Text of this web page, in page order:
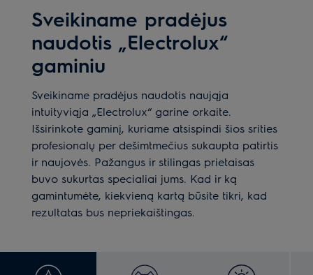
Sveikiname pradėjus
naudotis „Electrolux“
gaminiu
Sveikiname pradėjus naudotis naująja
intuityviąja „Electrolux“ garine orkaite.
Išsirinkote gaminį, kuriame atsispindi šios srities
profesionalų per dešimtmečius sukaupta patirtis
ir naujovės. Pažangus ir stilingas prietaisas
buvo sukurtas specialiai jums. Kad ir ką
gamintumėte, kiekvieną kartą būsite tikri, kad
rezultatas bus nepriekaištingas.